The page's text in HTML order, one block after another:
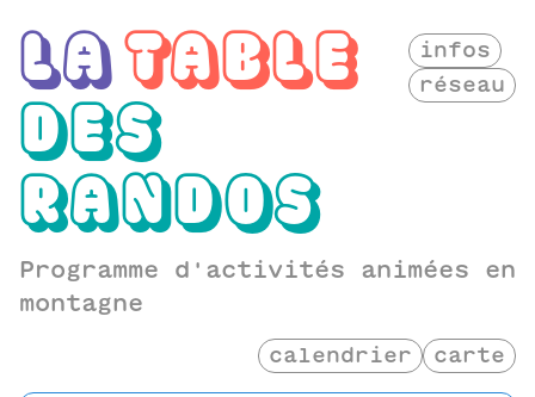
LATABLE
DES
RANDOS
Programme d'activités animées en
montagne
infos
réseau
calendrier carte